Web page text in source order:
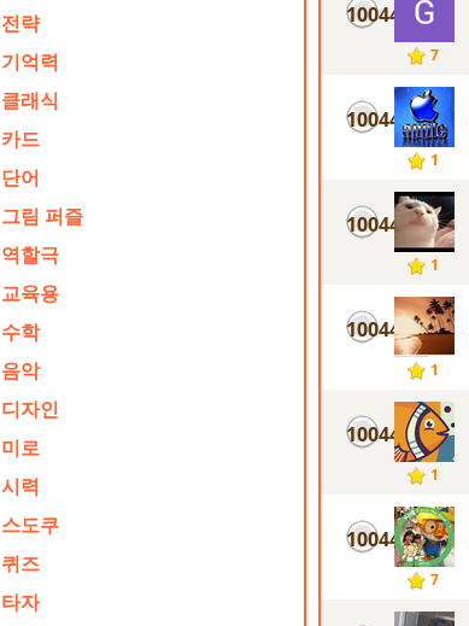
전략
기억력
클래식
카드
단어
그림 퍼즐
역할극
교육용
수학
음악
디자인
미로
시력
스도쿠
퀴즈
타자
10044
7
10044
1
10044
1
10044
1
10044
1
10044
7